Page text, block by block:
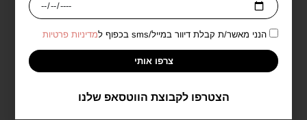
הנני מאשר/ת קבלת דיוור במייל/sms בכפוף ל מדיניות פרטיות
צרפו אותי
הצטרפו לקבוצת הווטסאפ שלנו